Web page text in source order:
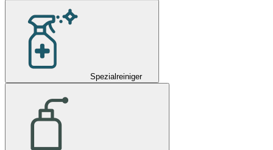
Spezialreiniger